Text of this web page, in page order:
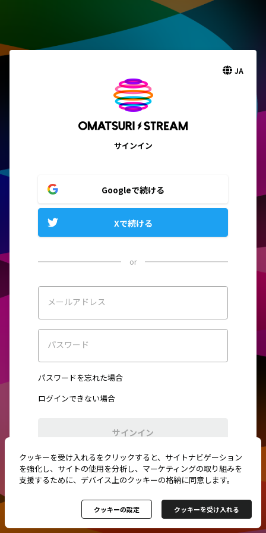
JA
サインイン
Googleで続ける
Xで続ける
or
メールアドレス
パスワード
パスワードを忘れた場合
ログインできない場合
サインイン
初めてご利用ですか？新規登録
クッキーを受け入れるをクリックすると、サイトナビゲーション
を強化し、サイトの使用を分析し、マーケティングの取り組みを
支援するために、デバイス上のクッキーの格納に同意します。
クッキーの設定 クッキーを受け入れる